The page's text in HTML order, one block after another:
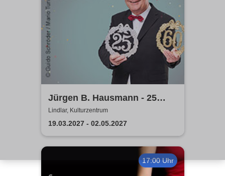
Jürgen B. Hausmann - 25
Jahre - Dat is e Ding!
Lindlar, Kulturzentrum
19.03.2027 - 02.05.2027
17:00 Uhr